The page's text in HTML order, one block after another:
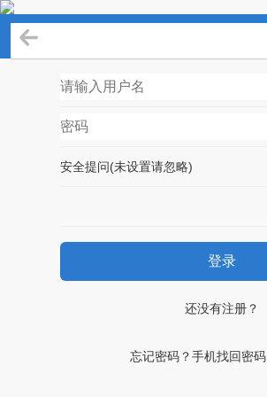
安全提问(未设置请忽略)
登录
还没有注册？
忘记密码？手机找回密码